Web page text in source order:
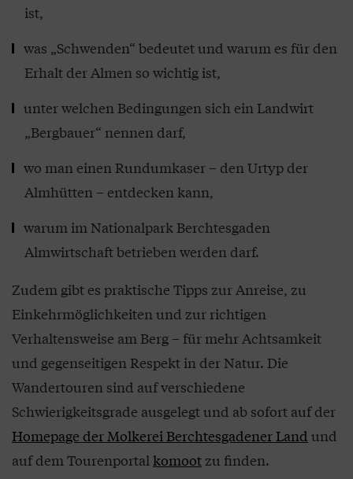
ist,
was „Schwenden“ bedeutet und warum es für den
Erhalt der Almen so wichtig ist,
unter welchen Bedingungen sich ein Landwirt
„Bergbauer“ nennen darf,
wo man einen Rundumkaser – den Urtyp der
Almhütten – entdecken kann,
warum im Nationalpark Berchtesgaden
Almwirtschaft betrieben werden darf.
Zudem gibt es praktische Tipps zur Anreise, zu
Einkehrmöglichkeiten und zur richtigen
Verhaltensweise am Berg – für mehr Achtsamkeit
und gegenseitigen Respekt in der Natur. Die
Wandertouren sind auf verschiedene
Schwierigkeitsgrade ausgelegt und ab sofort auf der
Homepage der Molkerei Berchtesgadener Land und
auf dem Tourenportalkomoot zu finden.